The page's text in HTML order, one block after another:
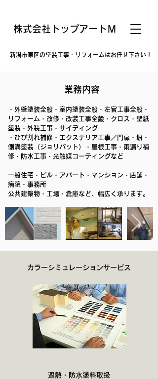
株式会社トップアートＭ
新潟市東区の塗装工事・リフォームはお任せ下さい！
・外壁塗装全般・室内塗装全般・左官工事全般・
リフォーム・改修・改装工事全般・クロス・壁紙
塗装・外装工事・サイディング
・ひび割れ補修・エクステリア工事／門扉・塀・
側溝塗装（ジョリパット）・屋根工事・雨漏り補
修・防水工事・光触媒コーティングなど
一般住宅・ビル・アパート・マンション・店舗・
病院・事務所
公共建築物・工場・倉庫など、幅広く承ります。
業務内容
カラーシミュレーションサービス
遮熱・防水塗料取扱